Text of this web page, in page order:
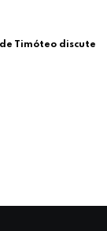
Timóteo discute